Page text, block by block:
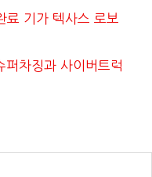
료 기가 텍사스 로보
차징과 사이버트럭